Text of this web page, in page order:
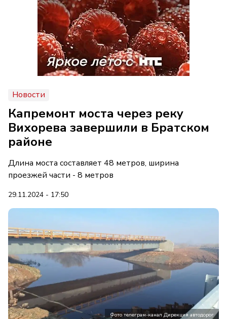
Новости
Капремонт моста через реку
Вихорева завершили в Братском
районе
Длина моста составляет 48 метров, ширина
проезжей части - 8 метров
29.11.2024 - 17:50
Фото телеграм-канал Дирекция автодорог